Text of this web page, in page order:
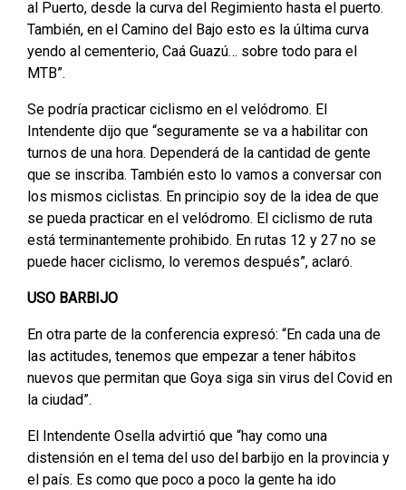
al Puerto, desde la curva del Regimiento hasta el puerto.
También, en el Camino del Bajo esto es la última curva
yendo al cementerio, Caá Guazú… sobre todo para el
MTB”.
Se podría practicar ciclismo en el velódromo. El
Intendente dijo que “seguramente se va a habilitar con
turnos de una hora. Dependerá de la cantidad de gente
que se inscriba. También esto lo vamos a conversar con
los mismos ciclistas. En principio soy de la idea de que
se pueda practicar en el velódromo. El ciclismo de ruta
está terminantemente prohibido. En rutas 12 y 27 no se
puede hacer ciclismo, lo veremos después”, aclaró.
USO BARBIJO
En otra parte de la conferencia expresó: “En cada una de
las actitudes, tenemos que empezar a tener hábitos
nuevos que permitan que Goya siga sin virus del Covid en
la ciudad”.
El Intendente Osella advirtió que “hay como una
distensión en el tema del uso del barbijo en la provincia y
el país. Es como que poco a poco la gente ha ido